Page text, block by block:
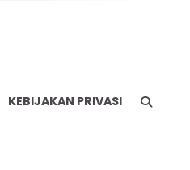
KEBIJAKAN PRIVASI